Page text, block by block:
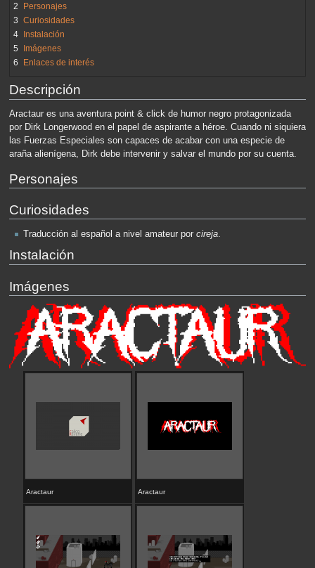
2
Personajes
3 Curiosidades
4
Instalación
5
Imágenes
6
Enlaces de interés
Descripción
Aractaur es una aventura point & click de humor negro protagonizada
por Dirk Longerwood en el papel de aspirante a héroe. Cuando ni siquiera
las Fuerzas Especiales son capaces de acabar con una especie de
araña alienígena, Dirk debe intervenir y salvar el mundo por su cuenta.
Personajes
Curiosidades
Traducción al español a nivel amateur por cireja
Instalación
Imágenes
Aractaur Aractaur